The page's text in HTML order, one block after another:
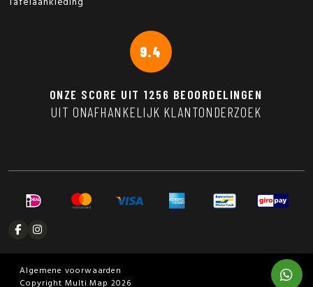
9.4
ONZE SCORE UIT 1256 BEOORDELINGEN
UIT ONAFHANKELIJK KLANTONDERZOEK
Algemene voorwaarden
Copyright Multi Map 2026